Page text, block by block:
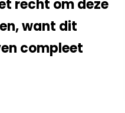
recht om deze
want dit
compleet